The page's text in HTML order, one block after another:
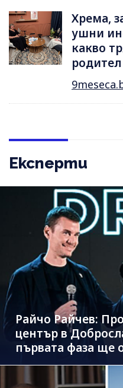
Хрема,
ушни
какво
родител
Експерти
Райчо Райчев:
център в
първата фаза ще